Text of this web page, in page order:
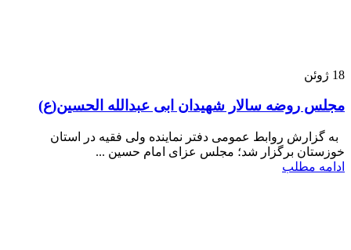
18 ژوئن
مجلس روضه سالار شهیدان ابی عبدالله الحسین(ع)
به گزارش روابط عمومی دفتر نماینده ولی فقیه در استان
خوزستان برگزار شد؛ مجلس عزای امام حسین ...
ادامه مطلب